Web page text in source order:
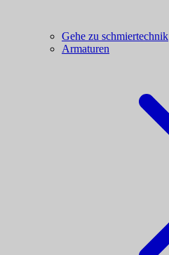
Gehe zu schmiertechnik
Armaturen